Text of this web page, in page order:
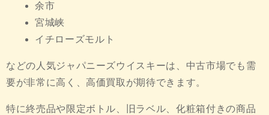
余市
宮城峡
イチローズモルト
などの人気ジャパニーズウイスキーは、中古市場でも需
要が非常に高く、高価買取が期待できます。
特に終売品や限定ボトル、旧ラベル、化粧箱付きの商品